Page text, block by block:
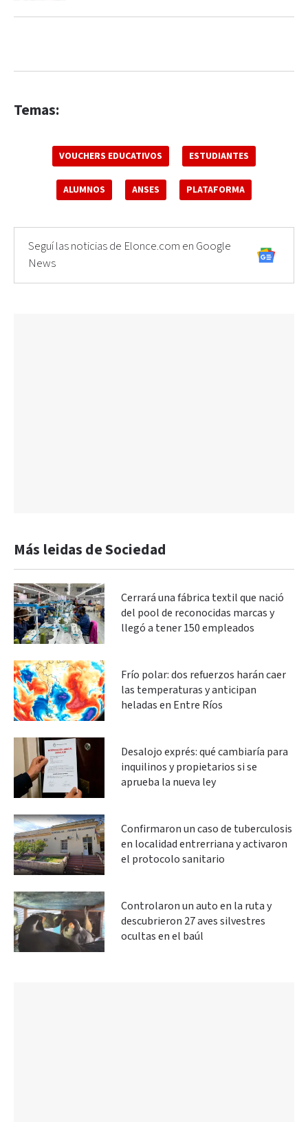
Temas:
VOUCHERS EDUCATIVOS ESTUDIANTES
ALUMNOS ANSES PLATAFORMA
Seguí las noticias de Elonce.com en Google
News
Más leidas de Sociedad
Cerrará una fábrica textil que nació
del pool de reconocidas marcas y
llegó a tener 150 empleados
Frío polar: dos refuerzos harán caer
las temperaturas y anticipan
heladas en Entre Ríos
Desalojo exprés: qué cambiaría para
inquilinos y propietarios si se
aprueba la nueva ley
Confirmaron un caso de tuberculosis
en localidad entrerriana y activaron
el protocolo sanitario
Controlaron un auto en la ruta y
descubrieron 27 aves silvestres
ocultas en el baúl